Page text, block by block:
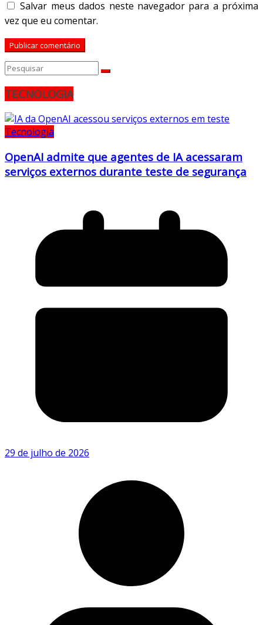
Salvar meus dados neste navegador para a próxima
vez que eu comentar.
TECNOLOGIA
Tecnologia
OpenAI admite que agentes de IA acessaram
serviços externos durante teste de segurança
29 de julho de 2026